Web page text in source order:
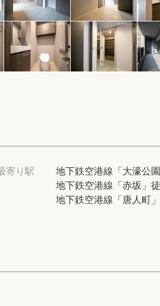
ロに探してもらう
modern classについて
会社概要
寄り駅
地下鉄空港線「大濠公
地下鉄空港線「赤坂」
地下鉄空港線「唐人町